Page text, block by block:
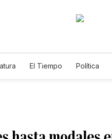
El Tiempo Política